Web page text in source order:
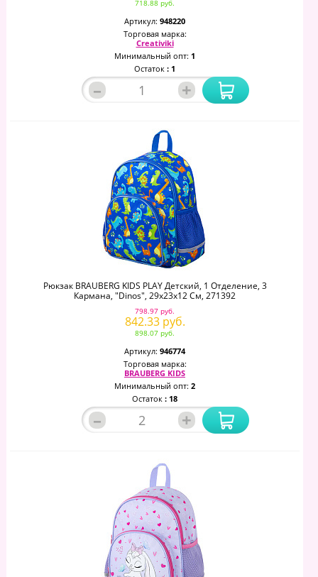
718.88 руб.
Артикул: 948220
Торговая марка:
Creativiki
Минимальный опт: 1
Остаток : 1
– +
Рюкзак BRAUBERG KIDS PLAY Детский, 1 Отделение, 3
Кармана, "Dinos", 29х23х12 См, 271392
798.97 руб.
842.33 руб.
898.07 руб.
Артикул: 946774
Торговая марка:
BRAUBERG KIDS
Минимальный опт: 2
Остаток : 18
– +